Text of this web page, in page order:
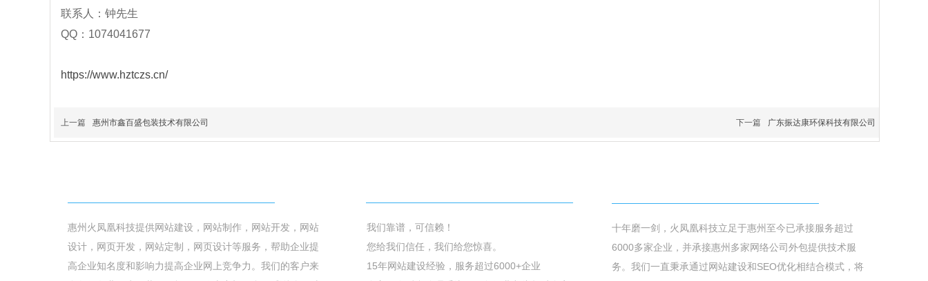
联系人：钟先生
QQ：1074041677
https://www.hztczs.cn/
上一篇 惠州市鑫百盛包装技术有限公司 下一篇 广东振达康环保科技有限公司
惠州火凤凰科技提供网站建设，网站制作，网站开发，网站
设计，网页开发 ，网站定制，网页设计等服务，帮助企业提
高企业知名度和影响力提高企业网上竞争力。我们的客户来
我们靠谱，可信赖！
您给我们信任，我们给您惊喜。
15年网站建设经验，服务超过6000+企业
十年磨一剑，火凤凰科技立足于惠州至今已承接服务超过
6000多家企业，并承接惠州多家网络公司外包提供技术服
务。我们一直秉承通过网站建设和SEO优化相结合模式，将